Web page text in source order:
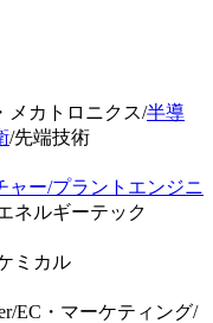
メカトロニクス/半導
/先端技術
ャー/プラントエンジニ
ネルギーテック
ミカル
/EC・マーケティング/